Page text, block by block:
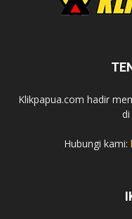
Klikpapua.com hadir
Hubungi kami: